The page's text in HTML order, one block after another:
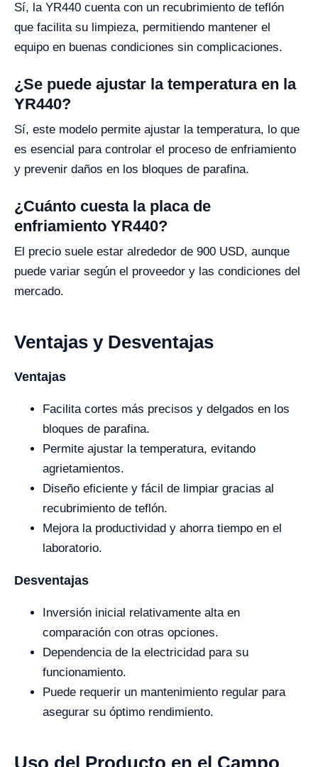
Sí, la YR440 cuenta con un recubrimiento de teflón
que facilita su limpieza, permitiendo mantener el
equipo en buenas condiciones sin complicaciones.
¿Se puede ajustar la temperatura en la
YR440?
Sí, este modelo permite ajustar la temperatura, lo que
es esencial para controlar el proceso de enfriamiento
y prevenir daños en los bloques de parafina.
¿Cuánto cuesta la placa de
enfriamiento YR440?
El precio suele estar alrededor de 900 USD, aunque
puede variar según el proveedor y las condiciones del
mercado.
Ventajas y Desventajas
Ventajas
Facilita cortes más precisos y delgados en los
bloques de parafina.
Permite ajustar la temperatura, evitando
agrietamientos.
Diseño eficiente y fácil de limpiar gracias al
recubrimiento de teflón.
Mejora la productividad y ahorra tiempo en el
laboratorio.
Desventajas
Inversión inicial relativamente alta en
comparación con otras opciones.
Dependencia de la electricidad para su
funcionamiento.
Puede requerir un mantenimiento regular para
asegurar su óptimo rendimiento.
Uso del Producto en el Campo